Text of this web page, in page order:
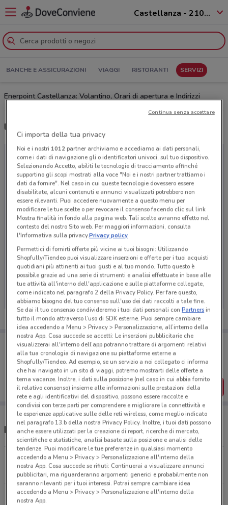
Castellanza - 21053
BANCHE E ASSICURAZIONI VIAGGI RISTORANTI SERVIZI
Enerpoint Castellanza: Volantino, Orari di apertura e Indirizzi
Ultime offerte del volantino Enerpoint
Ci dispiace, al momento non abbiamo pubblicato
volantini nella tua zona. Riprova più tardi.
Porta DoveConviene sempre con te!
Puoi trovare le migliori offerte dei negozi vicino a te,
salvarle e creare la tua lista del risparmio, comodamente
dal tuo cellulare.
SCARICA L’APP
Negozi Enerpoint a Castellanza
Via Torino, 3/5 Varedo
21.6 km
Tutti i negozi Enerpoint
Ci importa della tua privacy
Noi e i nostri 1012partner archiviamo e accediamo ai dati personali,
come i dati di navigazione gli o identificatori univoci, sul tuo dispositivo.
Selezionando Accetto, abiliti le tecnologie di tracciamento affinché
supportino gli scopi mostrati alla voce "Noi e i nostri partner trattiamo i
dati da fornire". Nel caso in cui queste tecnologie dovessero essere
disabilitate, alcuni contenuti e annunci visualizzati potrebbero non
essere rilevanti. Puoi accedere nuovamente a questo menu per
modificare le tue scelte o per revocare il consenso facendo clic sul link
Mostra finalità in fondo alla pagina web. Tali scelte avranno effetto nel
contesto del nostro Sito web. Per maggiori informazioni, consulta
l'Informativa sulla privacy.Privacy policy
Permettici di fornirti offerte più vicine ai tuoi bisogni: Utilizzando
Shopfully/Tiendeo puoi visualizzare inserzioni e offerte per i tuoi acquisti
quotidiani più attinenti ai tuoi gusti e al tuo mondo. Tutto questo è
possibile grazie ad una serie di strumenti e analisi effettuate in base alle
tue attività all'interno dell'applicazione e sulle piattaforme collegate,
come indicato nel paragrafo 2 della Privacy Policy. Per fare questo,
abbiamo bisogno del tuo consenso sull'uso dei dati raccolti a tale fine.
Se dai il tuo consenso condivideremo i tuoi dati personali conPartnersin
tutto il mondo attraverso l’uso di SDK esterne. Puoi sempre cambiare
idea accedendo a Menu > Privacy > Personalizzazione, all’interno della
nostra App. Cosa succede se accetti: Le inserzioni pubblicitarie che
visualizzerai all'interno dell’app potranno trattare di argomenti relativi
alla tua cronologia di navigazione su piattaforme esterne a
Shopfully/Tiendeo. Ad esempio, se un servizio a noi collegato ci informa
che hai navigato in un sito di viaggi, potremo mostrarti delle offerte a
tema vacanze. Inoltre, i dati sulla posizione (nel caso in cui abbia fornito
il relativo consenso) insieme alle informazioni sulle prestazioni della
rete e agli identificativi del dispositivo, possono essere raccolte e
condivisi con terze parti per comprendere e migliorare la connettività e
le esperienze applicative sulle delle reti wireless, come meglio indicato
nel paragrafo 13.b della nostra Privacy Policy. Inoltre, i tuoi dati possono
anche essere utilizzati per la creazione di report, ricerche di mercato,
scientifiche e statistiche, analisi basate sulla posizione e analisi delle
tendenze. Puoi modificare le tue preferenze in qualsiasi momento
accedendo a Menu > Privacy > Personalizzazione all'interno della
nostra App. Cosa succede se rifiuti: Continuerai a visualizzare annunci
pubblicitari, ma riguarderanno argomenti generici e probabilmente non
saranno rilevanti per i tuoi interessi. Potrai sempre cambiare idea
accedendo a Menu > Privacy > Personalizzazione all'interno della
nostra App.
Continua senza accettare